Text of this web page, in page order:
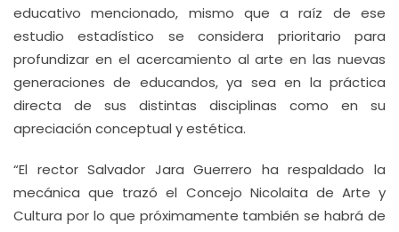
educativo mencionado, mismo que a raíz de ese
estudio estadístico se considera prioritario para
profundizar en el acercamiento al arte en las nuevas
generaciones de educandos, ya sea en la práctica
directa de sus distintas disciplinas como en su
apreciación conceptual y estética.
“El rector Salvador Jara Guerrero ha respaldado la
mecánica que trazó el Concejo Nicolaita de Arte y
Cultura por lo que próximamente también se habrá de